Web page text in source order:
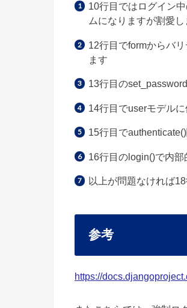
10行目ではログイン
ムになりますが割愛し
12行目でformからバ
ます
13行目の
14行目でuserモデル
15行目で
16行目のlogin()で内
以上が問題なければ
参考
https://